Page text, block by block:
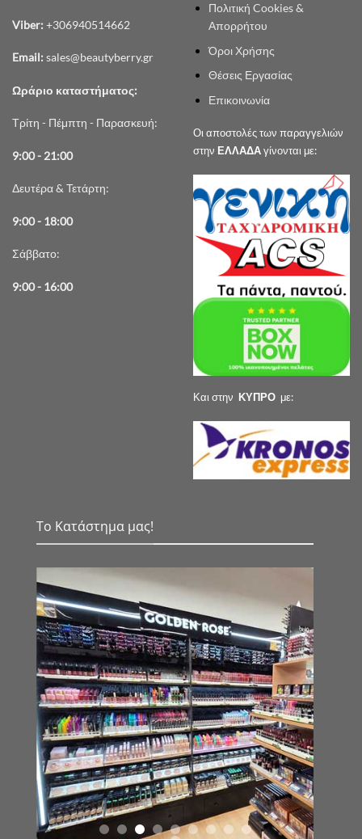
Viber: +306940514662
Email: sales@beautyberry.gr
Ωράριο καταστήματος:
Τρίτη - Πέμπτη - Παρασκευή:
9:00 - 21:00
Δευτέρα & Τετάρτη:
9:00 - 18:00
Σάββατο:
9:00 - 16:00
Πολιτική Cookies &
Απορρήτου
Όροι Χρήσης
Θέσεις Εργασίας
Επικοινωνία
Οι αποστολές των παραγγελιών
στην ΕΛΛΑΔΑγίνονται με:
Και στην ΚΥΠΡΟ με:
Το Κατάστημα μας!